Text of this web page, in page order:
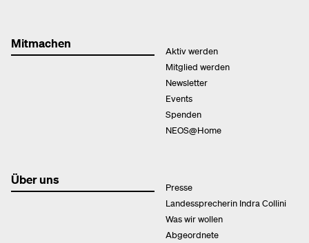
Mitmachen
Aktiv werden
Mitglied werden
Newsletter
Events
Spenden
NEOS@Home
Über uns
Presse
Landessprecherin Indra Collini
Was wir wollen
Abgeordnete